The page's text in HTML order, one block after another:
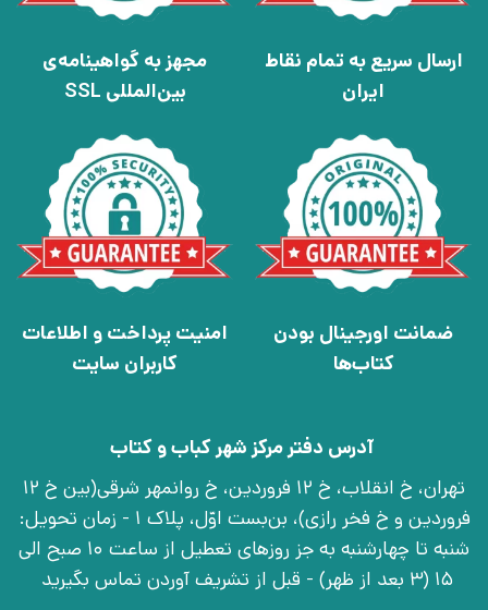
ارسال سریع به تمام نقاط
ایران
مجهز به گواهینامه‌ی
بین‌المللی SSL
ضمانت اورجینال بودن
کتاب‌ها
امنیت پرداخت و اطلاعات
کاربران سایت
آدرس دفتر مرکز شهر کباب و کتاب
تهران، خ انقلاب، خ 12 فروردین، خ روانمهر شرقی(بین خ 12
فروردین و خ فخر رازی)، بن‌بست اوّل، پلاک 1 - زمان تحویل:
شنبه تا چهارشنبه به جز روزهای تعطیل از ساعت 10 صبح الی
15 (3 بعد از ظهر) - قبل از تشریف آوردن تماس بگیرید